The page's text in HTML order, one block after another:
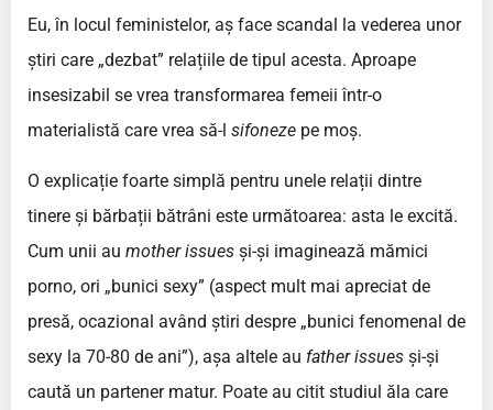
Eu, în locul feministelor, aș face scandal la vederea unor
știri care „dezbat” relațiile de tipul acesta. Aproape
insesizabil se vrea transformarea femeii într-o
materialistă care vrea să-l sifoneze pe moș.
O explicație foarte simplă pentru unele relații dintre
tinere și bărbații bătrâni este următoarea: asta le excită.
Cum unii au mother issues și-și imaginează mămici
porno, ori „bunici sexy” (aspect mult mai apreciat de
presă, ocazional având știri despre „bunici fenomenal de
sexy la 70-80 de ani”), așa altele au father issues și-și
caută un partener matur. Poate au citit studiul ăla care